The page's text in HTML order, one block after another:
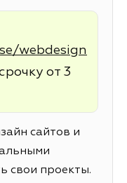
webdesign
от 3
сайтов и
свои проекты.